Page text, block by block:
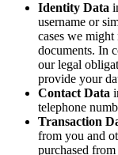
Identity Data
username or
cases we
documents. In
our legal
provide your
Contact Data
telephone
Transaction
from you and
purchased from